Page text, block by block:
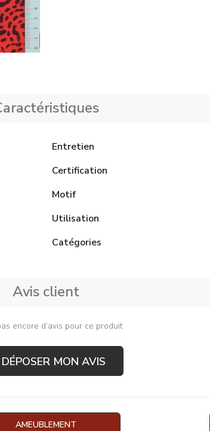
Entretien
Certification
Motif
Utilisation
Catégories
Avis client
encore d’avis pour ce produit
MON AVIS
AMEUBLEMENT